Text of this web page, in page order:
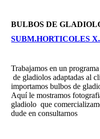
BULBOS DE
SUBM.HORTICOLES
Trabajamos en un
de gladiolos adaptadas al
importamos bulbos de
Aquí le mostramos
gladiolo que
dude en consultarnos